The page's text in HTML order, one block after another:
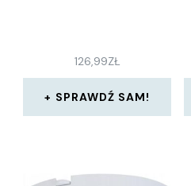
126,99ZŁ
SPRAWDŹ SAM!